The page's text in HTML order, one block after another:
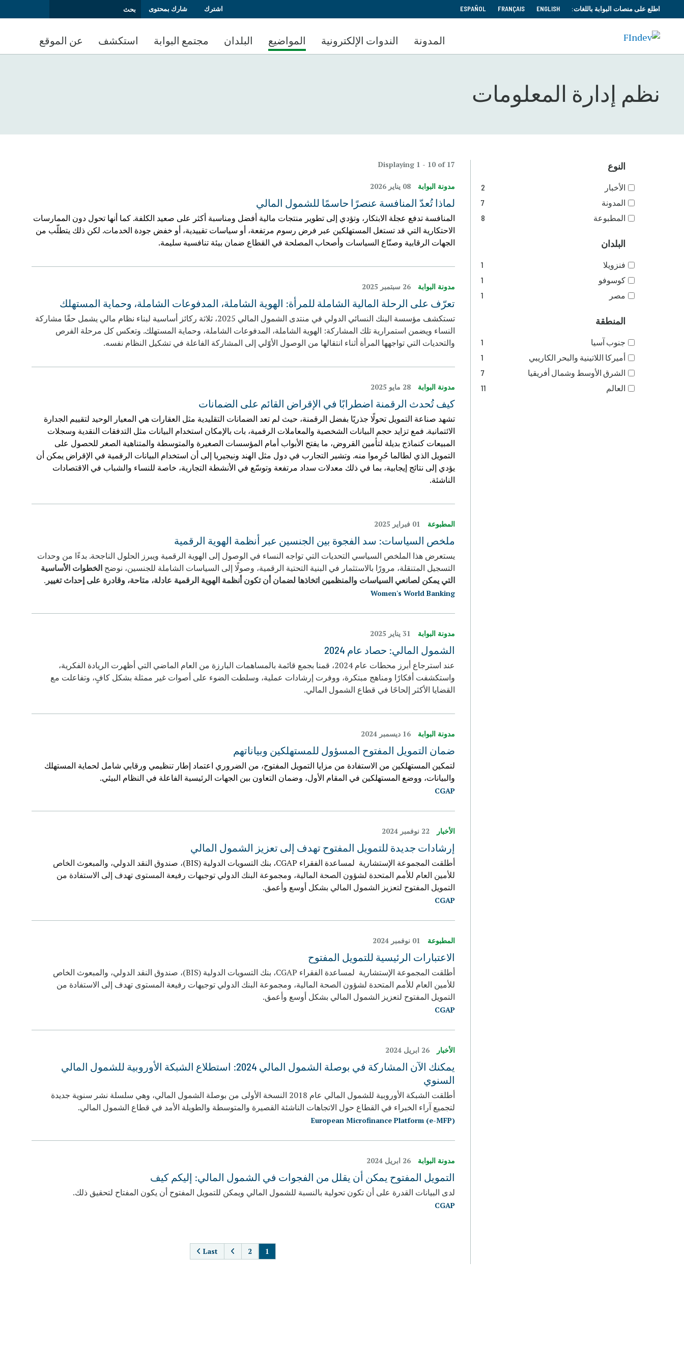
إلى
الرئيسي
اطلع على منصات البوابة باللغات: ENGLISH
FRANÇAIS
ESPAÑOL اشترك شارك بمحتوى
المدونة الندوات الإلكترونية المواضيع البلدان مجتمع البوابة استكشف عن الموقع
نظم إدارة المعلومات
Displaying 1 - 10 of 17
مدونة البوابة 08 يناير 2026
لماذا تُعدّ المنافسة عنصرًا حاسمًا للشمول المالي
المنافسة تدفع عجلة الابتكار، وتؤدي إلى تطوير منتجات مالية أفضل ومناسبة أكثر على صعيد الكلفة. كما أنها تحول دون الممارسات
الاحتكارية التي قد تستغل المستهلكين عبر فرض رسوم مرتفعة، أو سياسات تقييدية، أو خفض جودة الخدمات. لكن ذلك يتطلّب من
الجهات الرقابية وصنّاع السياسات وأصحاب المصلحة في القطاع ضمان بيئة تنافسية سليمة.
مدونة البوابة 26 سبتمبر 2025
تعرّف على الرحلة المالية الشاملة للمرأة: الهوية الشاملة، المدفوعات الشاملة، وحماية المستهلك
تستكشف مؤسسة البنك النسائي الدولي في منتدى الشمول المالي 2025، ثلاثة ركائز أساسية لبناء نظام مالي يشمل حقًا مشاركة
النساء ويضمن استمرارية تلك المشاركة: الهوية الشاملة، المدفوعات الشاملة، وحماية المستهلك. وتعكس كل مرحلة الفرص
والتحديات التي تواجهها المرأة أثناء انتقالها من الوصول الأوّلي إلى المشاركة الفاعلة في تشكيل النظام نفسه.
مدونة البوابة 28 مايو 2025
كيف تُحدث الرقمنة اضطرابًا في الإقراض القائم على الضمانات
تشهد صناعة التمويل تحولًا جذريًا بفضل الرقمنة، حيث لم تعد الضمانات التقليدية مثل العقارات هي المعيار الوحيد لتقييم الجدارة
الائتمانية. فمع تزايد حجم البيانات الشخصية والمعاملات الرقمية، بات بالإمكان استخدام البيانات مثل التدفقات النقدية وسجلات
المبيعات كنماذج بديلة لتأمين القروض، ما يفتح الأبواب أمام المؤسسات الصغيرة والمتوسطة والمتناهية الصغر للحصول على
التمويل الذي لطالما حُرِموا منه. وتشير التجارب في دول مثل الهند ونيجيريا إلى أن استخدام البيانات الرقمية في الإقراض يمكن أن
يؤدي إلى نتائج إيجابية، بما في ذلك معدلات سداد مرتفعة وتوسّع في الأنشطة التجارية، خاصة للنساء والشباب في الاقتصادات
الناشئة.
المطبوعة 01 فبراير 2025
ملخص السياسات: سد الفجوة بين الجنسين عبر أنظمة الهوية الرقمية
يستعرض هذا الملخص السياسي التحديات التي تواجه النساء في الوصول إلى الهوية الرقمية ويبرز الحلول الناجحة. بدءًا من وحدات
التسجيل المتنقلة، مرورًا بالاستثمار في البنية التحتية الرقمية، وصولًا إلى السياسات الشاملة للجنسين، نوضحالخطوات الأساسية
التي يمكن لصانعي السياسات والمنظمين اتخاذها لضمان أن تكون أنظمة الهوية الرقمية عادلة، متاحة، وقادرة على إحداث تغيير .
Women's World Banking
مدونة البوابة 31 يناير 2025
الشمول المالي: حصاد عام 2024
عند استرجاع أبرز محطات عام 2024، قمنا بجمع قائمة بالمساهمات البارزة من العام الماضي التي أظهرت الريادة الفكرية،
واستكشفت أفكارًا ومناهج مبتكرة، ووفرت إرشادات عملية، وسلطت الضوء على أصوات غير ممثلة بشكل كافٍ، وتفاعلت مع
القضايا الأكثر إلحاحًا في قطاع الشمول المالي.
مدونة البوابة 16 ديسمبر 2024
ضمان التمويل المفتوح المسؤول للمستهلكين وبياناتهم
لتمكين المستهلكين من الاستفادة من مزايا التمويل المفتوح، من الضروري اعتماد إطار تنظيمي ورقابي شامل لحماية المستهلك
والبيانات، ووضع المستهلكين في المقام الأول، وضمان التعاون بين الجهات الرئيسية الفاعلة في النظام البيئي.
CGAP
الأخبار 22 نوفمبر 2024
إرشادات جديدة للتمويل المفتوح تهدف إلى تعزيز الشمول المالي
أطلقت المجموعة الإستشارية لمساعدة الفقراء CGAP، بنك التسويات الدولية (BIS)، صندوق النقد الدولي، والمبعوث الخاص
للأمين العام للأمم المتحدة لشؤون الصحة المالية، ومجموعة البنك الدولي توجيهات رفيعة المستوى تهدف إلى الاستفادة من
التمويل المفتوح لتعزيز الشمول المالي بشكل أوسع وأعمق.
CGAP
المطبوعة 01 نوفمبر 2024
الاعتبارات الرئيسية للتمويل المفتوح
أطلقت المجموعة الإستشارية لمساعدة الفقراء CGAP، بنك التسويات الدولية (BIS)، صندوق النقد الدولي، والمبعوث الخاص
للأمين العام للأمم المتحدة لشؤون الصحة المالية، ومجموعة البنك الدولي توجيهات رفيعة المستوى تهدف إلى الاستفادة من
التمويل المفتوح لتعزيز الشمول المالي بشكل أوسع وأعمق.
CGAP
الأخبار 26 ابريل 2024
يمكنك الآن المشاركة في بوصلة الشمول المالي 2024: استطلاع الشبكة الأوروبية للشمول المالي
السنوي
أطلقت الشبكة الأوروبية للشمول المالي عام 2018 النسخة الأولى من بوصلة الشمول المالي، وهي سلسلة نشر سنوية جديدة
لتجميع آراء الخبراء في القطاع حول الاتجاهات الناشئة القصيرة والمتوسطة والطويلة الأمد في قطاع الشمول المالي.
European Microfinance Platform (e-MFP)
مدونة البوابة 26 ابريل 2024
التمويل المفتوح يمكن أن يقلل من الفجوات في الشمول المالي: إليكم كيف
لدى البيانات القدرة على أن تكون تحولية بالنسبة للشمول المالي ويمكن للتمويل المفتوح أن يكون المفتاح لتحقيق ذلك.
CGAP
1
2
Last
النوع
الأخبار
2
المدونة
7
المطبوعة
8
البلدان
فنزويلا
1
كوسوفو
1
مصر
1
المنطقة
جنوب آسيا
1
أميركا اللاتينية والبحر الكاريبي
1
الشرق الأوسط وشمال أفريقيا
7
العالم
11